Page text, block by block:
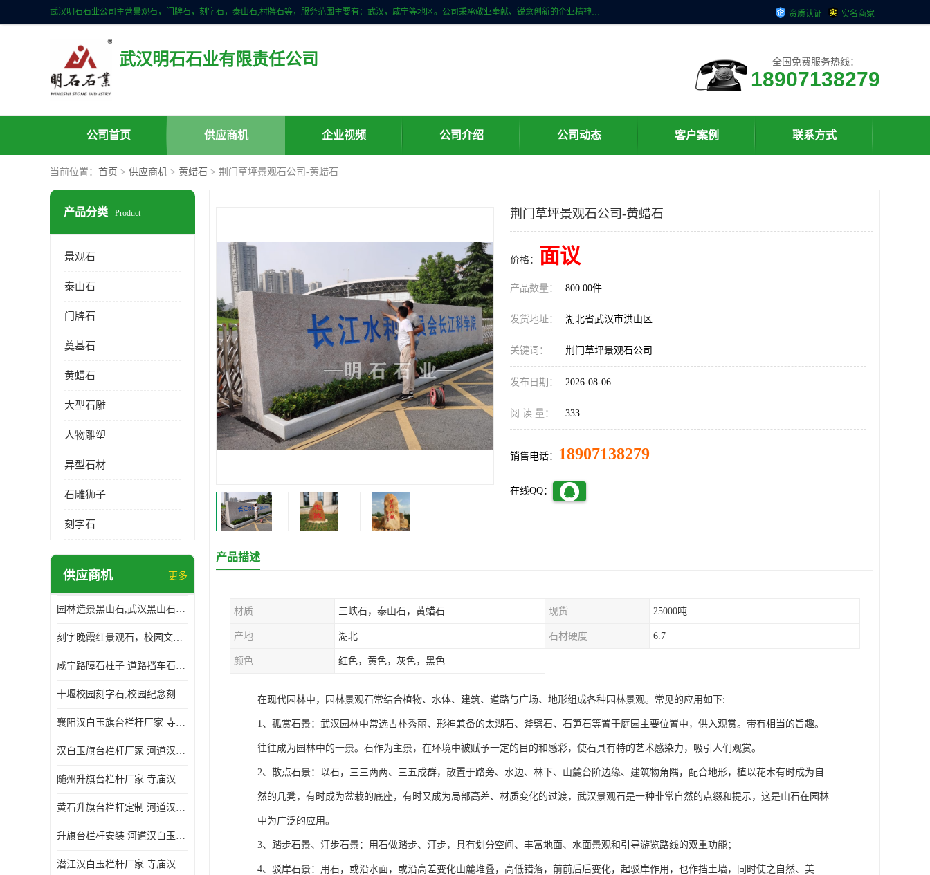
武汉明石石业公司主营景观石，门牌石，刻字石，泰山石,村牌石等，服务范围主要有：武汉，咸宁等地区。公司秉承敬业奉献、锐意创新的企业精神，从无到有，从小到大，以一种产业报国的创业精神，竭诚为客户提供服务，为社会设计财富。 资质认证 实名商家
武汉明石石业有限责任公司 全国免费服务热线：
18907138279
公司首页 供应商机 企业视频 公司介绍 公司动态 客户案例 联系方式
当前位置： 首页 > 供应商机 > 黄蜡石 > 荆门草坪景观石公司-黄蜡石
产品分类 Product
景观石
泰山石
门牌石
奠基石
黄蜡石
大型石雕
人物雕塑
异型石材
石雕狮子
刻字石
供应商机 更多
园林造景黑山石,武汉黑山石造景,日式园林黑山石加工
刻字晚霞红景观石，校园文化石头刻字涂油漆，大学刻字石
咸宁路障石柱子 道路挡车石柱子 芝麻白路障石柱子 防撞石柱子
十堰校园刻字石,校园纪念刻字石,捐赠石刻字
襄阳汉白玉旗台栏杆厂家 寺庙汉白玉栏杆
汉白玉旗台栏杆厂家 河道汉白玉栏杆经久耐用
随州升旗台栏杆厂家 寺庙汉白玉栏杆
黄石升旗台栏杆定制 河道汉白玉栏杆经久耐用
升旗台栏杆安装 河道汉白玉栏杆经久耐用
潜江汉白玉栏杆厂家 寺庙汉白玉栏杆
荆门草坪景观石公司-黄蜡石
价格： 面议
产品数量： 800.00件
发货地址： 湖北省武汉市洪山区
关键词： 荆门草坪景观石公司
发布日期： 2026-08-06
阅 读 量： 333
销售电话： 18907138279
在线QQ：
产品描述
材质 三峡石，泰山石，黄蜡石 现货 25000吨
产地 湖北 石材硬度 6.7
颜色 红色，黄色，灰色，黑色
在现代园林中，园林景观石常结合植物、水体、建筑、道路与广场、地形组成各种园林景观。常见的应用如下:
1、孤赏石景：武汉园林中常选古朴秀丽、形神兼备的太湖石、斧劈石、石笋石等置于庭园主要位置中，供入观赏。带有相当的旨趣。
往往成为园林中的一景。石作为主景，在环境中被赋予一定的目的和感彩，使石具有特的艺术感染力，吸引人们观赏。
2、散点石景：以石，三三两两、三五成群，散置于路旁、水边、林下、山麓台阶边缘、建筑物角隅，配合地形，植以花木有时成为自
然的几凳，有时成为盆栽的底座，有时又成为局部高差、材质变化的过渡，武汉景观石是一种非常自然的点缀和提示，这是山石在园林
中为广泛的应用。
3、踏步石景、汀步石景：用石做踏步、汀步，具有划分空间、丰富地面、水面景观和引导游览路线的双重功能；
4、驳岸石景：用石，或沿水面，或沿高差变化山麓堆叠，高低错落，前前后后变化，起驳岸作用，也作挡土墙，同时使之自然、美